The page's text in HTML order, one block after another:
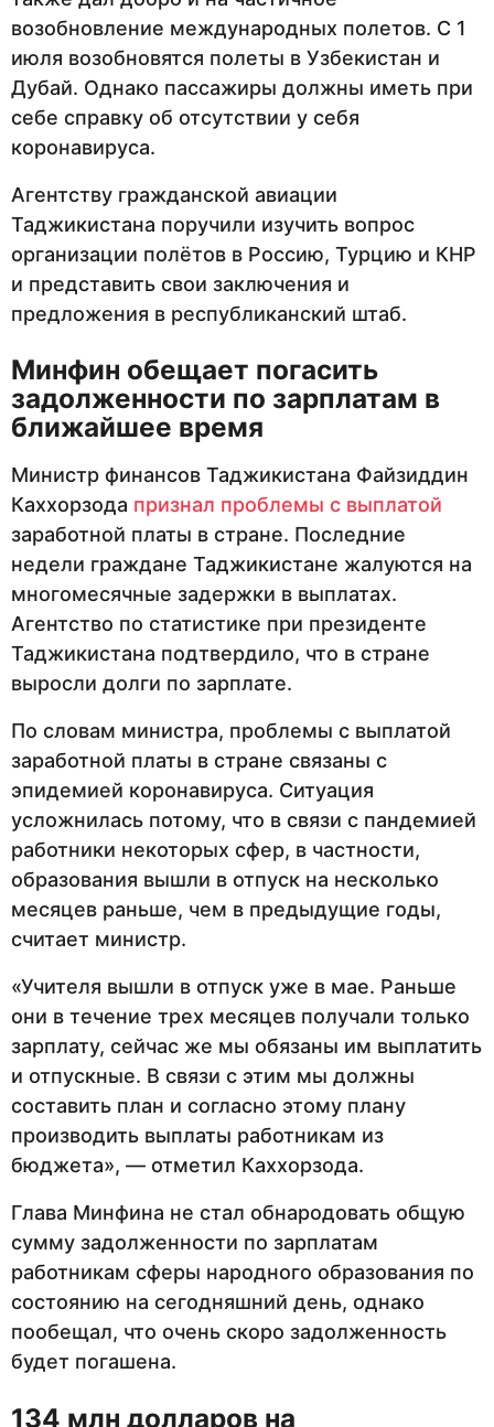
возобновление международных полетов. С 1
июля возобновятся полеты в Узбекистан и
Дубай. Однако пассажиры должны иметь при
себе справку об отсутствии у себя
коронавируса.
Агентству гражданской авиации
Таджикистана поручили изучить вопрос
организации полётов в Россию, Турцию и КНР
и представить свои заключения и
предложения в республиканский штаб.
Минфин обещает погасить
задолженности по зарплатам в
ближайшее время
Министр финансов Таджикистана Файзиддин
Каххорзода признал проблемы с выплатой
заработной платы в стране. Последние
недели граждане Таджикистане жалуются на
многомесячные задержки в выплатах.
Агентство по статистике при президенте
Таджикистана подтвердило, что в стране
выросли долги по зарплате.
По словам министра, проблемы с выплатой
заработной платы в стране связаны с
эпидемией коронавируса. Ситуация
усложнилась потому, что в связи с пандемией
работники некоторых сфер, в частности,
образования вышли в отпуск на несколько
месяцев раньше, чем в предыдущие годы,
считает министр.
«Учителя вышли в отпуск уже в мае. Раньше
они в течение трех месяцев получали только
зарплату, сейчас же мы обязаны им выплатить
и отпускные. В связи с этим мы должны
составить план и согласно этому плану
производить выплаты работникам из
бюджета», — отметил Каххорзода.
Глава Минфина не стал обнародовать общую
сумму задолженности по зарплатам
работникам сферы народного образования по
состоянию на сегодняшний день, однако
пообещал, что очень скоро задолженность
будет погашена.
134 млн долларов на